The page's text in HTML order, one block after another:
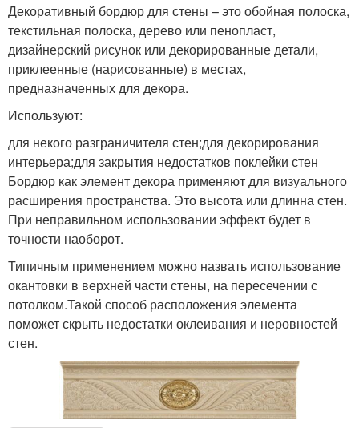
Декоративный бордюр для стены – это обойная полоска,
текстильная полоска, дерево или пенопласт,
дизайнерский рисунок или декорированные детали,
приклеенные (нарисованные) в местах,
предназначенных для декора.
Используют:
для некого разграничителя стен;для декорирования
интерьера;для закрытия недостатков поклейки стен
Бордюр как элемент декора применяют для визуального
расширения пространства. Это высота или длинна стен.
При неправильном использовании эффект будет в
точности наоборот.
Типичным применением можно назвать использование
окантовки в верхней части стены, на пересечении с
потолком.Такой способ расположения элемента
поможет скрыть недостатки оклеивания и неровностей
стен.